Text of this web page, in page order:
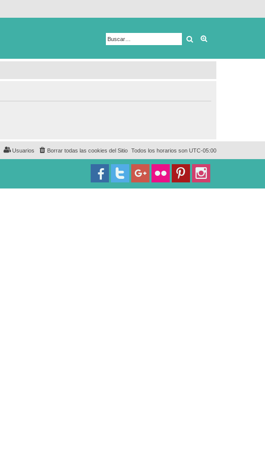
Buscar
Todos los horarios son UTC-05:00
Borrar todas las cookies del Sitio
Usuarios